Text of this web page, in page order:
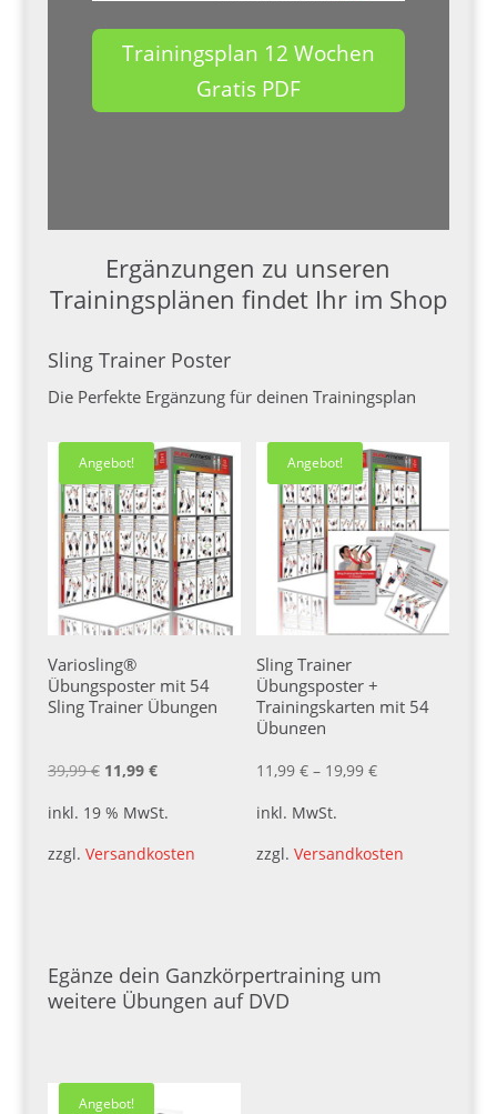
Trainingsplan 12 Wochen
Gratis PDF
Ergänzungen zu unseren
Trainingsplänen findet Ihr im Shop
Sling Trainer Poster
Die Perfekte Ergänzung für deinen Trainingsplan
Angebot!
Variosling®
Übungsposter mit 54
Sling Trainer Übungen
39,99€ Ursprünglicher
39,99 €
11,99 €Aktueller
11,99 €.
inkl. 19 % MwSt.
zzgl. Versandkosten
Angebot!
Sling Trainer
Übungsposter +
Trainingskarten mit 54
Übungen
11,99€ – 19,99€
inkl. MwSt.
zzgl.Versandkosten
Egänze dein Ganzkörpertraining um
weitere Übungen auf DVD
Angebot!